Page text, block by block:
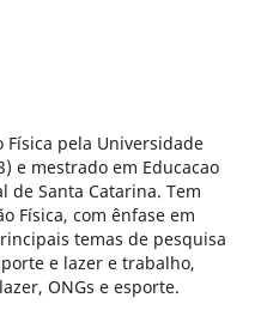
Física pela Universidade
e mestrado em Educacao
de Santa Catarina. Tem
Física, com ênfase em
temas de pesquisa
e lazer e trabalho,
ONGs e esporte.